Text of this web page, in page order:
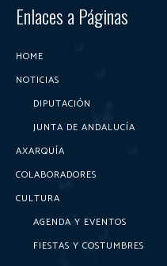
Enlaces a Páginas
HOME
NOTICIAS
DIPUTACIÓN
JUNTA DE ANDALUCÍA
AXARQUÍA
COLABORADORES
CULTURA
AGENDA Y EVENTOS
FIESTAS Y COSTUMBRES